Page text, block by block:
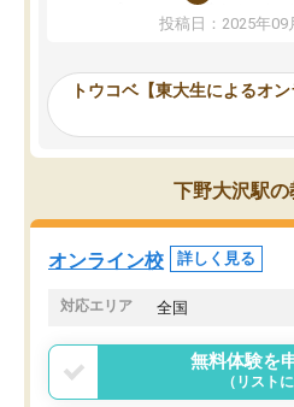
か、オプションは付帯するかなど
事が出来ました。
ーティングを行い、その講師で良
見てから講師を決定する事ができ
す。
うちの子は、初回面談の講師の
オンラインツールを使用した単語
共有があり宿題もそちらで出され
でした。
言う事で講師変更の申し出があ
まりに短期での変更だった為、
う事にして退会しました。遅れ
投稿日：2025年09
トウコベ【東大生によるオ
下野大沢駅
オンライン校 詳しく見る
対応エリア 全国
無料体験を
（リスト